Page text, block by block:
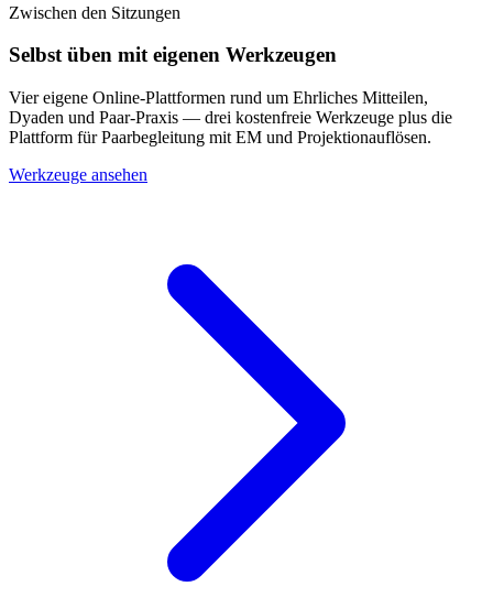
Zwischen den Sitzungen
Selbst üben mit eigenen Werkzeugen
Vier eigene Online-Plattformen rund um Ehrliches Mitteilen,
Dyaden und Paar-Praxis — drei kostenfreie Werkzeuge plus die
Plattform für Paarbegleitung mit EM und Projektionauflösen.
Werkzeuge ansehen